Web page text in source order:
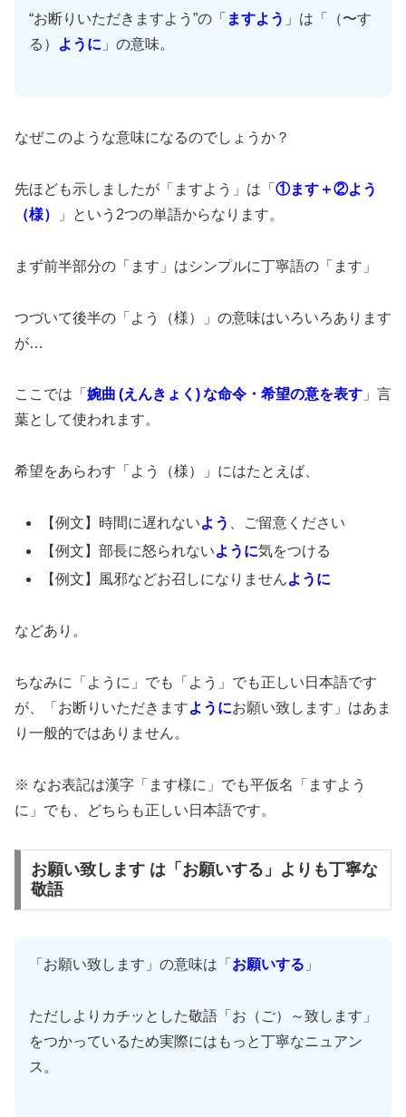
“お断りいただきますよう”の「 ますよう 」は「（〜す
る）
ように 」の意味。
なぜこのような意味になるのでしょうか？
先ほども示しましたが「ますよう」は「 ①ます＋②よう
（様）
」という2つの単語からなります。
まず前半部分の「ます」はシンプルに丁寧語の「ます」
つづいて後半の「よう（様）」の意味はいろいろあります
が…
ここでは「 婉曲 (えんきょく) な命令・希望の意を表す 」言
葉として使われます。
希望をあらわす「よう（様）」にはたとえば、
【例文】時間に遅れないよう
、ご留意ください
【例文】部長に怒られないように気をつける
【例文】風邪などお召しになりませんように
などあり。
ちなみに「ように」でも「よう」でも正しい日本語です
が、「お断りいただきますようにお願い致します」はあま
り一般的ではありません。
※ なお表記は漢字「ます様に」でも平仮名「ますよう
に」でも、どちらも正しい日本語です。
お願い致します は「お願いする」よりも丁寧な
敬語
「お願い致します」の意味は「 お願いする 」
ただしよりカチッとした敬語「お（ご）～致します」
をつかっているため実際にはもっと丁寧なニュアン
ス。